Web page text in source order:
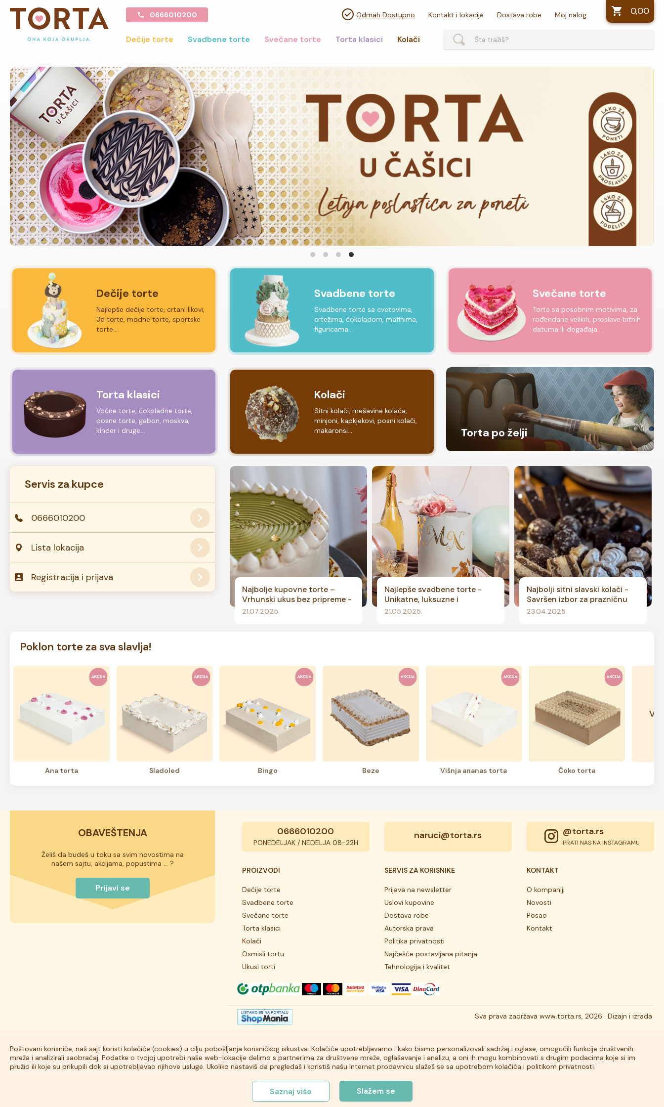
0666010200 Odmah Dostupno Kontakt i lokacije Dostava robe Moj nalog 0,00
Dečije torte Svadbene torte Svečane torte Torta klasici Kolači
Dečije torte
Najlepše dečije torte, crtani likovi,
3d torte, modne torte, sportske
torte...
Svadbene torte
Svadbene torte sa cvetovima,
crtežima, čokoladom, mafinima,
figuricama...
Svečane torte
Torte sa posebnim motivima, za
rođendane velikih, proslave bitnih
datuma ili događaja....
Torta klasici
Voćne torte, čokoladne torte,
posne torte, gabon, moskva,
kinder i druge...
Kolači
Sitni kolači, mešavine kolača,
minjoni, kapkjekovi, posni kolači,
makaronsi...
Torta po želji
Servis za kupce
0666010200
Lista lokacija
Registracija i prijava
Najbolje kupovne torte –
Vrhunski ukus bez pripreme -
TORTA
21.07.2025.
Najlepše svadbene torte -
Unikatne, luksuzne i
prefinjene
21.05.2025.
Najbolji sitni slavski kolači -
Savršen izbor za prazničnu
trpezu
23.04.2025.
Poklon torte za sva slavlja!
ana torta sladoled bingo beze višnja ananas torta čoko torta
Poštovani korisniče, naš sajt koristi kolačiće (cookies) u cilju pobošljanja korisničkog iskustva. Kolačiće upotrebljavamo i kako bismo personalizovali sadržaj i oglase, omogućili funkcije društvenih
mreža i analizirali saobraćaj. Podatke o tvojoj upotrebi naše web-lokacije delimo s partnerima za društvene mreže, oglašavanje i analizu, a oni ih mogu kombinovati s drugim podacima koje si im
pružio ili koje su prikupili dok si upotrebljavao njihove usluge. Ukoliko nastaviš da pregledaš i koristiš našu Internet prodavnicu slažeš se sa upotrebom kolačića i politikom privatnosti.
Saznaj više Slažem se
OBAVEŠTENJA
Želiš da budeš u toku sa svim novostima na
našem sajtu, akcijama, popustima ... ?
Prijavi se
0666010200
PONEDELJAK / NEDELJA 08-22H
naruci@torta.rs @torta.rs
PRATI NAS NA INSTAGRAMU
PROIZVODI
Dečije torte
Svadbene torte
Svečane torte
Torta klasici
Kolači
Osmisli tortu
Ukusi torti
SERVIS ZA KORISNIKE
Prijava na newsletter
Uslovi kupovine
Dostava robe
Autorska prava
Politika privatnosti
Najčešće postavljana pitanja
Tehnologija i kvalitet
KONTAKT
O kompaniji
Novosti
Posao
Kontakt
Sva prava zadržava www.torta.rs, 2026 · Dizajn i izrada